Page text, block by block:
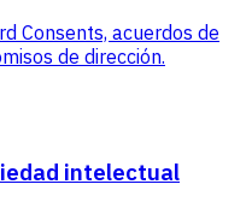
Consents, acuerdos de
de dirección.
intelectual